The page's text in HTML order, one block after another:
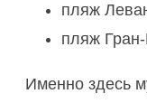
пляж
пляж
Именно здесь